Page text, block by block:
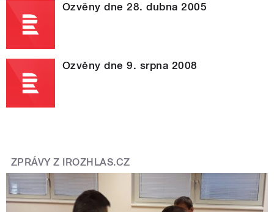
Ozvěny dne 28. dubna 2005
Ozvěny dne 9. srpna 2008
ZPRÁVY Z IROZHLAS.CZ